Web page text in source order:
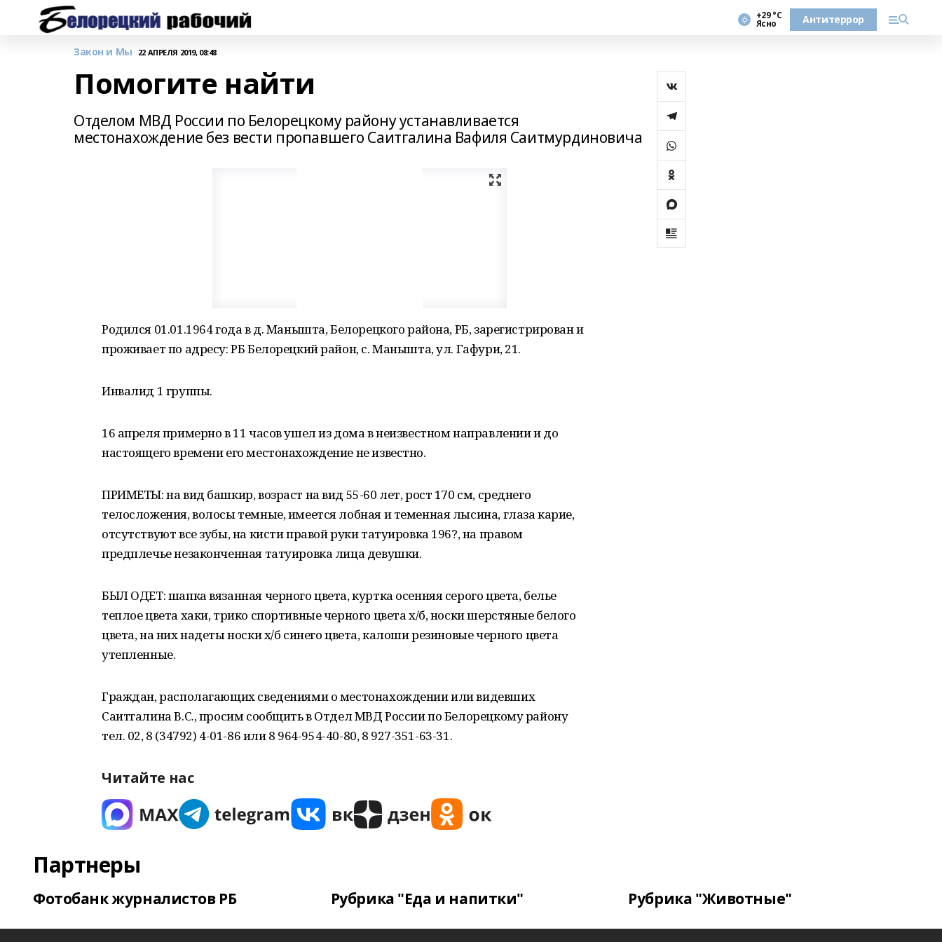
+29 °С
Ясно Антитеррор
Закон и Мы 22 АПРЕЛЯ 2019, 08:48
Помогите найти
Отделом МВД России по Белорецкому району устанавливается
местонахождение без вести пропавшего Саитгалина Вафиля Саитмурдиновича
Родился 01.01.1964 года в д. Манышта, Белорецкого района, РБ, зарегистрирован и
проживает по адресу: РБ Белорецкий район, с. Манышта, ул. Гафури, 21.
Инвалид 1 группы.
16 апреля примерно в 11 часов ушел из дома в неизвестном направлении и до
настоящего времени его местонахождение не известно.
ПРИМЕТЫ: на вид башкир, возраст на вид 55-60 лет, рост 170 см, среднего
телосложения, волосы темные, имеется лобная и теменная лысина, глаза карие,
отсутствуют все зубы, на кисти правой руки татуировка 196?, на правом
предплечье незаконченная татуировка лица девушки.
БЫЛ ОДЕТ: шапка вязанная черного цвета, куртка осенняя серого цвета, белье
теплое цвета хаки, трико спортивные черного цвета х/б, носки шерстяные белого
цвета, на них надеты носки х/б синего цвета, калоши резиновые черного цвета
утепленные.
Граждан, располагающих сведениями о местонахождении или видевших
Саитгалина В.С., просим сообщить в Отдел МВД России по Белорецкому району
тел. 02, 8 (34792) 4-01-86 или 8 964-954-40-80, 8 927-351-63-31.
Читайте нас
Партнеры
Фотобанк журналистов РБ Рубрика "Еда и напитки" Рубрика "Животные"